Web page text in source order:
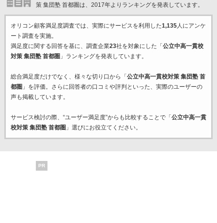
策 集団塾 首都圏は、2017年よりランキングを発表しています。
オリコン顧客満足度調査では、実際にサービスを利用した1,135人にアンケ
ート調査を実施。
満足度に関する回答を基に、調査企業23社を対象にした「 公立中高一貫校
対策 集団塾 首都圏 」ランキングを発表しています。
総合満足度だけでなく、様々な切り口から「 公立中高一貫校対策 集団塾 首
都圏 」を評価。さらに回答者の口コミや評判といった、実際のユーザーの
声も掲載しています。
サービス検討の際、“ユーザー満足度”からも比較することで「 公立中高一貫
校対策 集団塾 首都圏 」選びにお役立てください。
PR